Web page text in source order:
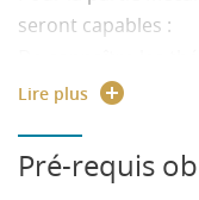
seront capables :
mécanique du
mécanique
De trouver les
Lire plus
Pré-requis